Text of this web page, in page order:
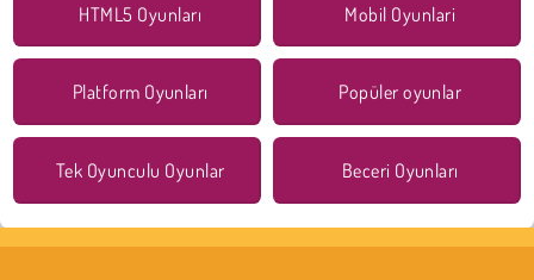
HTML5 Oyunları Mobil Oyunlari
Platform Oyunları Popüler oyunlar
Tek Oyunculu Oyunlar Beceri Oyunları